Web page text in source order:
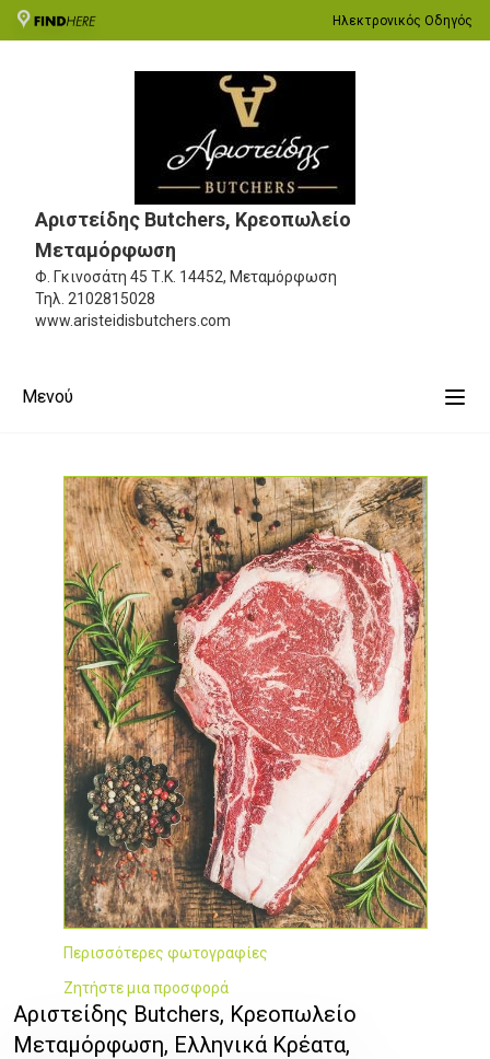
Ηλεκτρονικός Οδηγός
Αριστείδης Butchers, Κρεοπωλείο
Μεταμόρφωση
Φ. Γκινοσάτη 45 Τ.Κ. 14452, Μεταμόρφωση
Τηλ. 2102815028
www.aristeidisbutchers.com
Μενού
Περισσότερες φωτογραφίες
Ζητήστε μια προσφορά
Αριστείδης Butchers, Κρεοπωλείο
Μεταμόρφωση, Ελληνικά Κρέατα,